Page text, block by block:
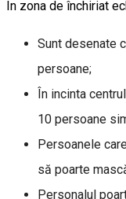
În zona de închiriat
Sunt desenate
persoane;
În incinta
10 persoane
Persoanele
să poarte
Personalul